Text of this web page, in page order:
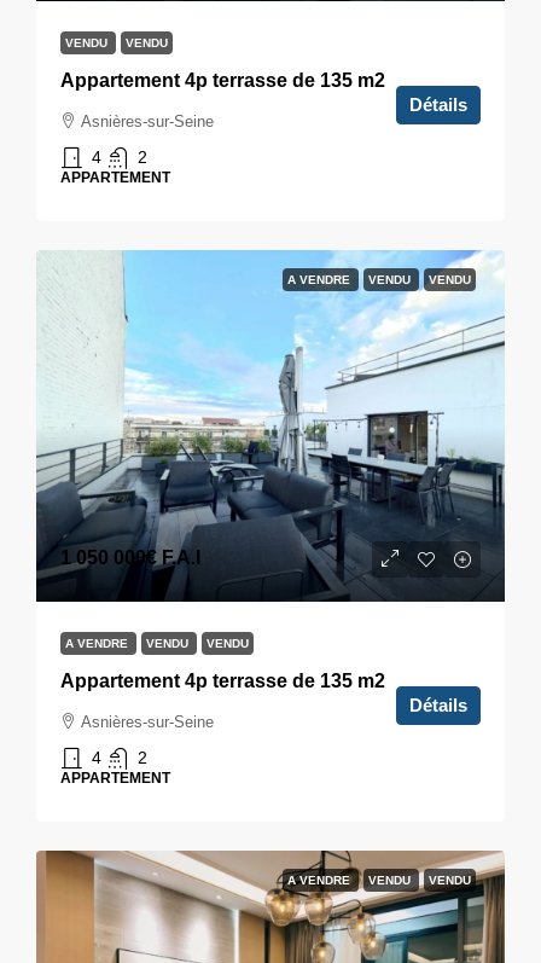
VENDU VENDU
Appartement 4p terrasse de 135 m2
Asnières-sur-Seine
4 2
APPARTEMENT
Détails
A VENDRE VENDU VENDU
1 050 000€ F.A.I
A VENDRE VENDU VENDU
Appartement 4p terrasse de 135 m2
Asnières-sur-Seine
4 2
APPARTEMENT
Détails
A VENDRE VENDU VENDU